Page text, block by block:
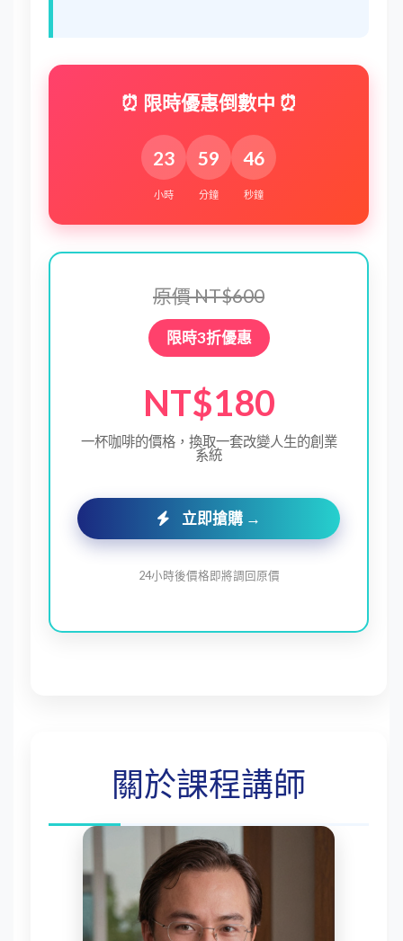
⏰ 限時優惠倒數中 ⏰
23
小時
59
分鐘
45
秒鐘
原價 NT$600
限時3折優惠
NT$180
一杯咖啡的價格，換取一套改變人生的創業
系統
立即搶購 →
24小時後價格即將調回原價
關於課程講師